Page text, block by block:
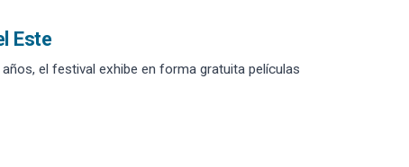
Este
el festival exhibe en forma gratuita películas